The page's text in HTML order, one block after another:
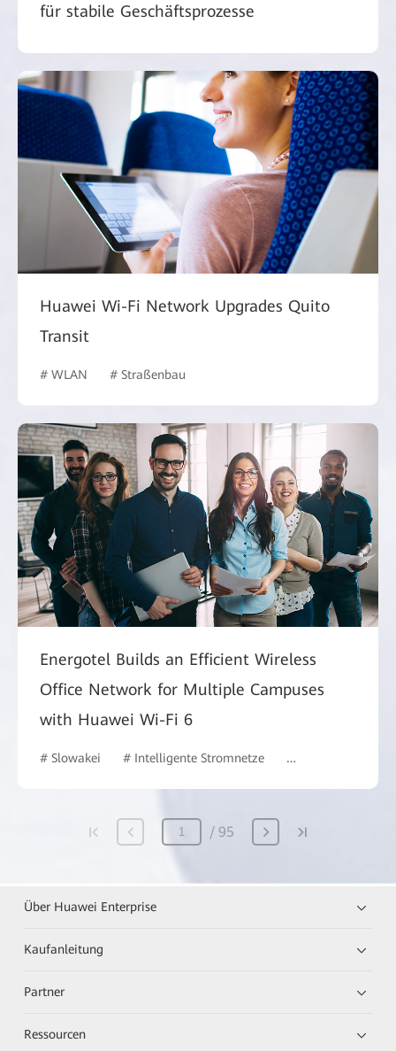
für stabile Geschäftsprozesse
Huawei Wi-Fi Network Upgrades Quito
Transit
# WLAN # Straßenbau
Energotel Builds an Efficient Wireless
Office Network for Multiple Campuses
with Huawei Wi-Fi 6
# Slowakei # Intelligente Stromnetze # Intelligent
95
Über Huawei Enterprise
Kaufanleitung
Partner
Ressourcen